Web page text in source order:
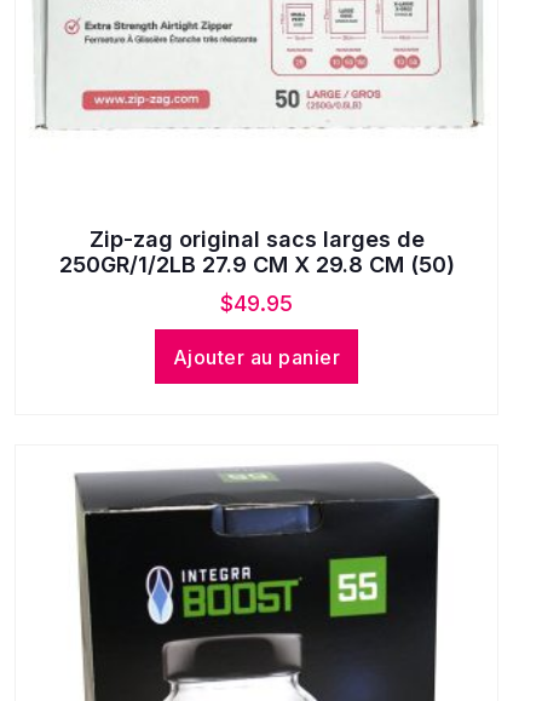
Zip-zag original sacs larges de
250GR/1/2LB 27.9 CM X 29.8 CM (50)
$49.95
Ajouter au panier